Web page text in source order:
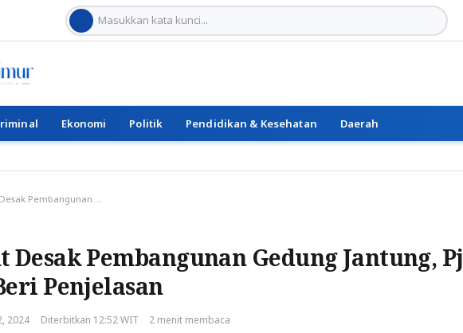
Ekonomi Politik Pendidikan & Kesehatan Daerah
DPRD Malut Desak Pembangunan Gedung Jantung, Pj Gubernur Beri Penjelasan
Desak Pembangunan Gedung Jantung, Pj
Penjelasan
2024 Diterbitkan 12:52 WIT 2 menit membaca